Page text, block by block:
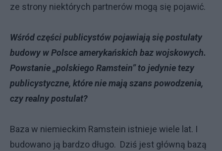
ze strony niektórych partnerów mogą się pojawić.
Wśród części publicystów pojawiają się postulaty
budowy w Polsce amerykańskich baz wojskowych.
Powstanie „polskiego Ramstein” to jedynie tezy
publicystyczne, które nie mają szans powodzenia,
czy realny postulat?
Baza w niemieckim Ramstein istnieje wiele lat. I
budowano ją bardzo długo. Dziś jest główną bazą